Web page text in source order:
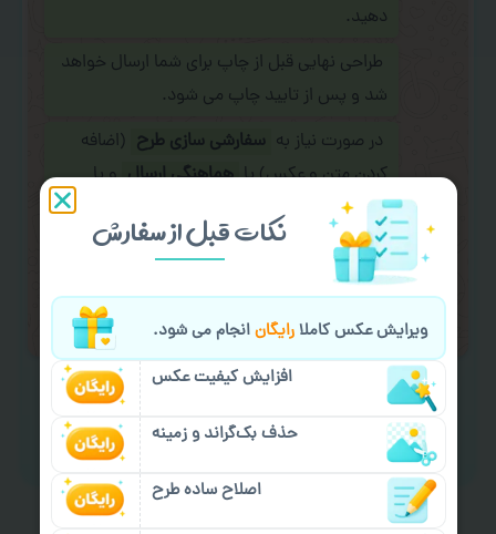
دهید.
طراحی نهایی قبل از چاپ برای شما ارسال خواهد
شد و پس از تایید چاپ می شود.
در صورت نیاز به سفارشی سازی طرح (اضافه
کردن متن و عکس) یا هماهنگی ارسال و یا
کادو کردن سفارش
با اپراتو عکسچاپ هماهنگی
لازم را انجام دهید.
ایمیل جهت ثبت یا پیگیری سفارش:
aks4chap.com@gmail.com
نکات قبل از سفارش
ویرایش عکس کاملارایگانانجام می شود.
افزایش کیفیت عکس
حذف بک‌گراند و زمینه
اصلاح ساده طرح